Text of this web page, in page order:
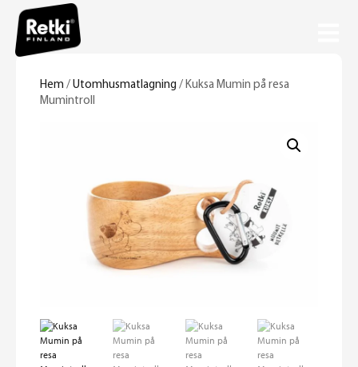
Hem / Utomhusmatlagning / Kuksa Mumin på resa
Mumintroll